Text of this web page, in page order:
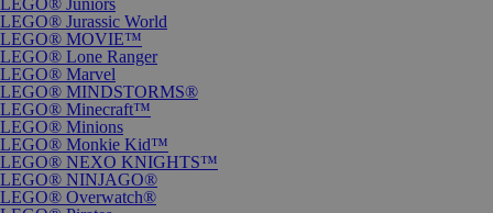
LEGO® Juniors
LEGO® Jurassic World
LEGO® MOVIE™
LEGO® Lone Ranger
LEGO® Marvel
LEGO® MINDSTORMS®
LEGO® Minecraft™
LEGO® Minions
LEGO® Monkie Kid™
LEGO® NEXO KNIGHTS™
LEGO® NINJAGO®
LEGO® Overwatch®